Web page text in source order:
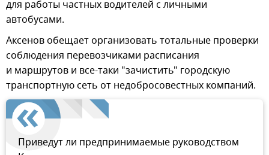
для работы частных водителей с личными
автобусами.
Аксенов обещает организовать тотальные проверки
соблюдения перевозчиками расписания
и маршрутов и все-таки "зачистить" городскую
транспортную сеть от недобросовестных компаний.
Приведут ли предпринимаемые руководством